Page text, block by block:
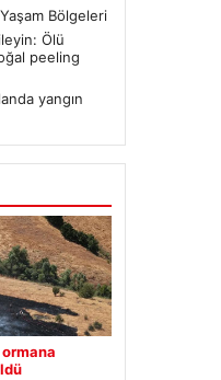
Bölgeleri
Ölü
peeling
yangın